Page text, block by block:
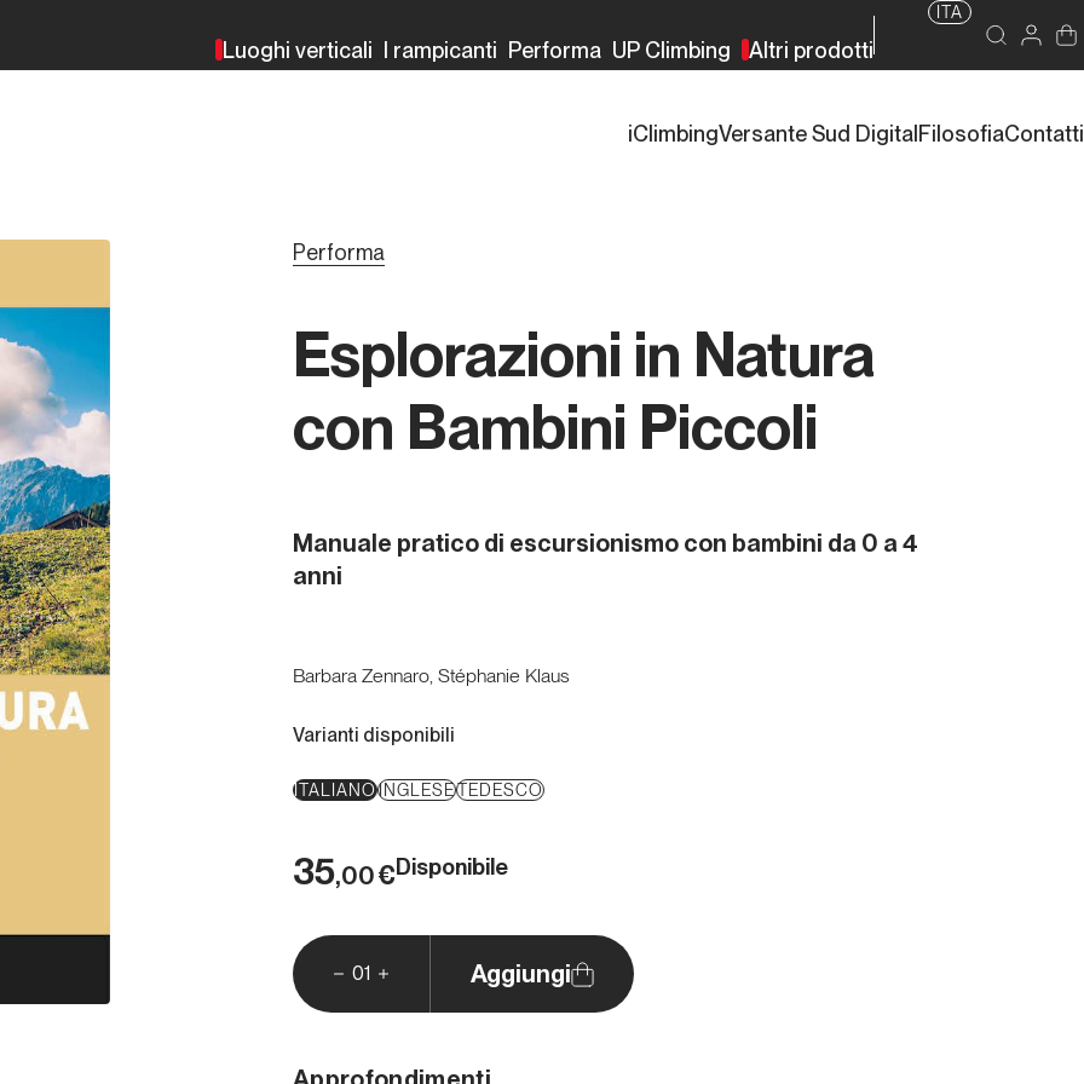
Luoghi verticali I rampicanti Performa UP Climbing Altri prodotti
ITA
iClimbingVersante Sud Digital FilosofiaContatti
Performa
Esplorazioni in Natura
con Bambini Piccoli
Manuale pratico di escursionismo con bambini da 0 a 4
anni
Barbara Zennaro, Stéphanie Klaus
Varianti disponibili
ITALIANOINGLESETEDESCO
35,00€Disponibile
01 Aggiungi